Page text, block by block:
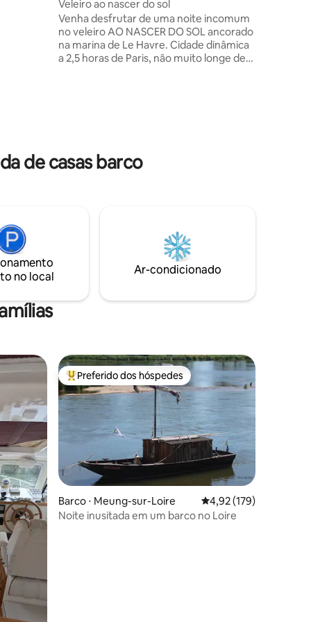
Veleiro ao nascer do sol
Venha desfrutar de uma noite incomum
no veleiro AO NASCER DO SOL ancorado
na marina de Le Havre. Cidade dinâmica
a 2,5 horas de Paris, não muito longe de
sanitárias perto do barco (vaso sanitário,
de casas barco
no local
Ar-condicionado
Entre os melhores preferidos dos hóspedes
Preferido dos hóspedes
Barco ⋅ Meung-sur-Loire 4,92 de uma avaliação
4,92 (179)
Noite inusitada em um barco no Loire